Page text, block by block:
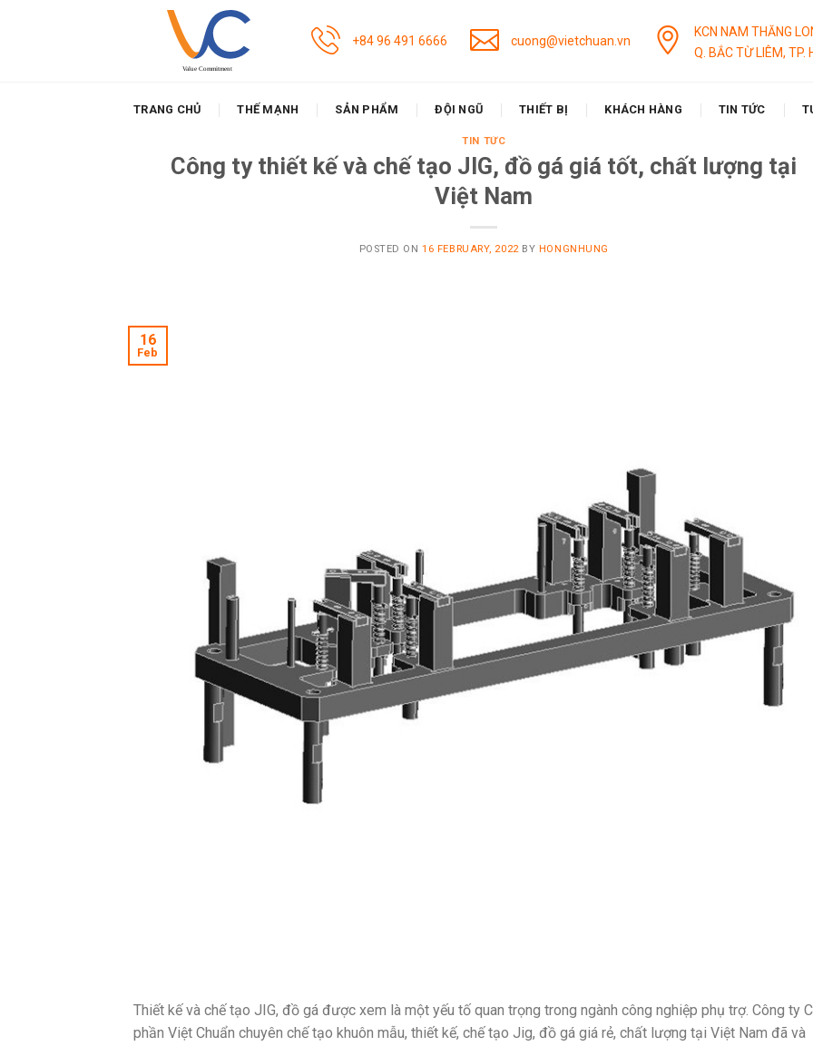
+84 96 491 6666 cuong@vietchuan.vn
KCN NAM THĂNG
Q. BẮC TỪ LIÊM, TP.
TRANG CHỦ THẾ MẠNH SẢN PHẨM ĐỘI NGŨ THIẾT BỊ KHÁCH HÀNG TIN TỨC
TIN TỨC
Công ty thiết kế và chế tạo JIG, đồ gá giá tốt, chất lượng tại
Việt Nam
POSTED ON16 FEBRUARY, 2022 BY HONGNHUNG
16
Feb
Thiết kế và chế tạo JIG, đồ gá được xem là một yếu tố quan trọng trong ngành công nghiệp phụ trợ. Công ty
phần Việt Chuẩn chuyên chế tạo khuôn mẫu, thiết kế, chế tạo Jig, đồ gá giá rẻ, chất lượng tại Việt Nam đã và